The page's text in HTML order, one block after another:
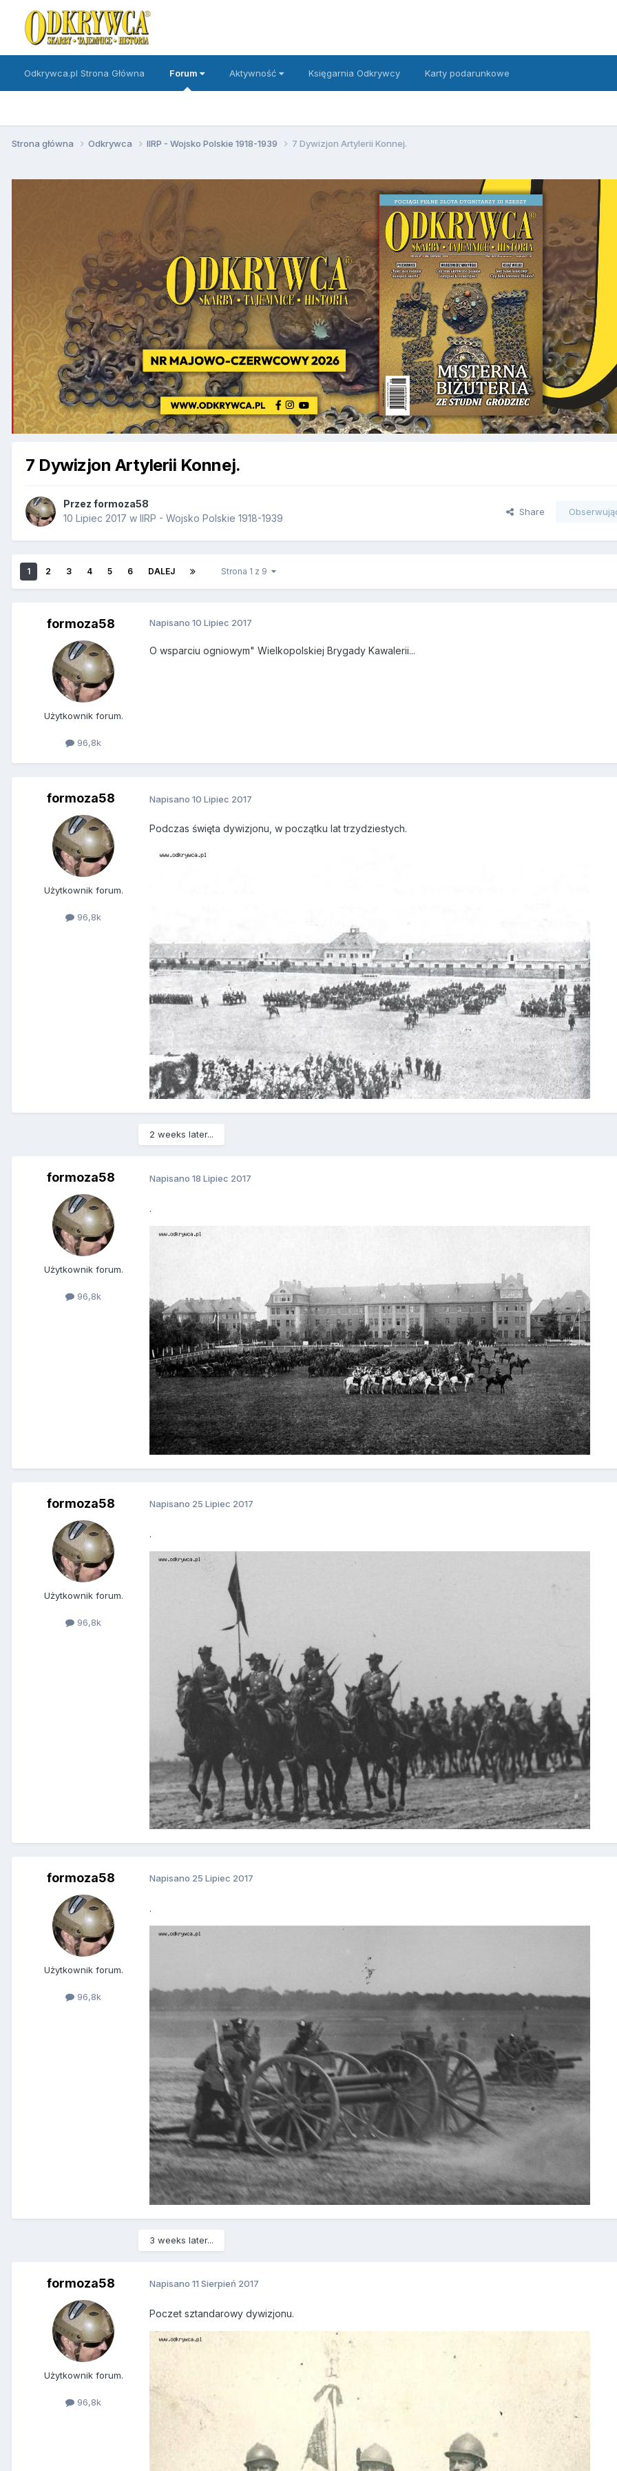
Odkrywca.pl Strona Główna Forum Aktywność Księgarnia Odkrywcy Karty podarunkowe
Strona główna Odkrywca IIRP - Wojsko Polskie 1918-1939 7 Dywizjon Artylerii Konnej.
7 Dywizjon Artylerii Konnej.
Przez formoza58
10 Lipiec 2017 w IIRP - Wojsko Polskie 1918-1939
Share
1 2 3 4 5 6 DALEJ Strona 1 z 9
formoza58
Użytkownik forum.
96,8k
Napisano 10 Lipiec 2017
O wsparciu ogniowym" Wielkopolskiej Brygady Kawalerii...
formoza58
Użytkownik forum.
96,8k
Napisano 10 Lipiec 2017
Podczas święta dywizjonu, w początku lat trzydziestych.
2 weeks later...
formoza58
Użytkownik forum.
96,8k
Napisano 18 Lipiec 2017
.
formoza58
Użytkownik forum.
96,8k
Napisano 25 Lipiec 2017
.
formoza58
Użytkownik forum.
96,8k
Napisano 25 Lipiec 2017
.
3 weeks later...
formoza58
Użytkownik forum.
96,8k
Napisano 11 Sierpień 2017
Poczet sztandarowy dywizjonu.